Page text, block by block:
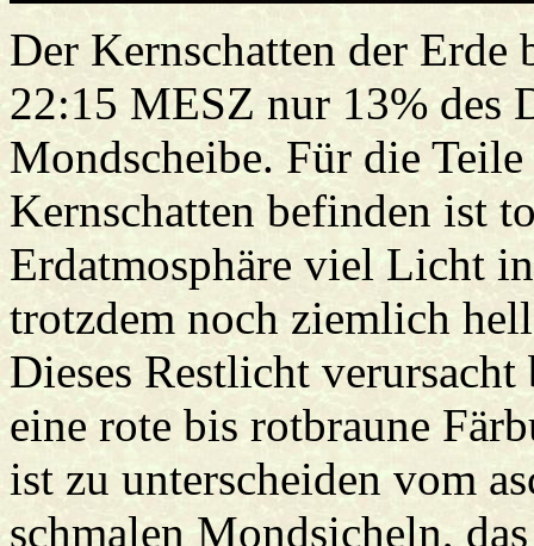
Der Kernschatten der
22:15 MESZ nur 13% des
Mondscheibe. Für die
Kernschatten befinden ist
Erdatmosphäre viel Licht
trotzdem noch ziemlich
Dieses Restlicht
eine rote bis rotbraune
ist zu unterscheiden vom
schmalen Mondsicheln,